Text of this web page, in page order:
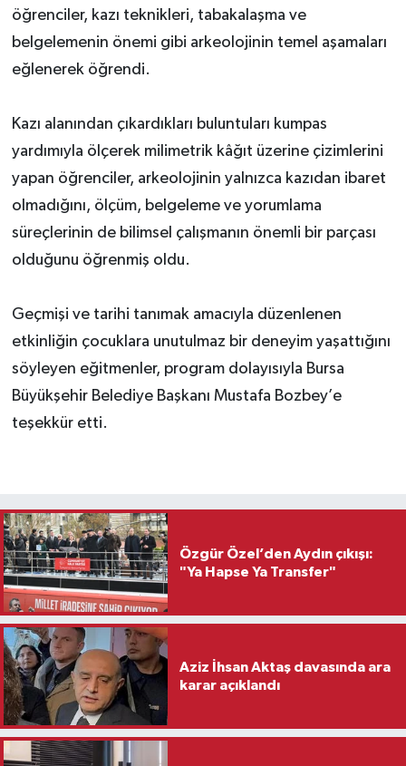
öğrenciler, kazı teknikleri, tabakalaşma ve
belgelemenin önemi gibi arkeolojinin temel aşamaları
eğlenerek öğrendi.
Kazı alanından çıkardıkları buluntuları kumpas
yardımıyla ölçerek milimetrik kâğıt üzerine çizimlerini
yapan öğrenciler, arkeolojinin yalnızca kazıdan ibaret
olmadığını, ölçüm, belgeleme ve yorumlama
süreçlerinin de bilimsel çalışmanın önemli bir parçası
olduğunu öğrenmiş oldu.
Geçmişi ve tarihi tanımak amacıyla düzenlenen
etkinliğin çocuklara unutulmaz bir deneyim yaşattığını
söyleyen eğitmenler, program dolayısıyla Bursa
Büyükşehir Belediye Başkanı Mustafa Bozbey’e
teşekkür etti.
Özgür Özel’den Aydın çıkışı:
"Ya Hapse Ya Transfer"
Aziz İhsan Aktaş davasında ara
karar açıklandı